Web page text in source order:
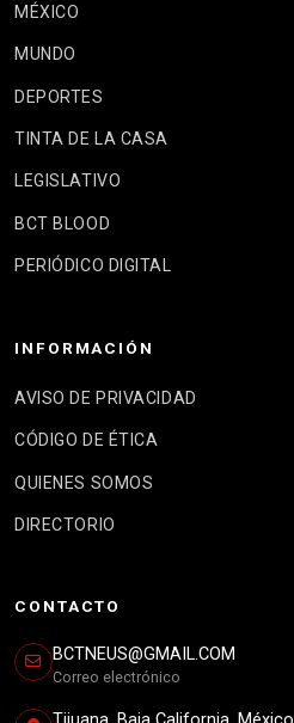
MÉXICO
MUNDO
DEPORTES
TINTA DE LA CASA
LEGISLATIVO
BCT BLOOD
PERIÓDICO DIGITAL
INFORMACIÓN
AVISO DE PRIVACIDAD
CÓDIGO DE ÉTICA
QUIENES SOMOS
DIRECTORIO
CONTACTO
BCTNEUS@GMAIL.COM
Correo electrónico